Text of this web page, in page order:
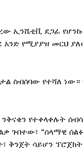
ኢንሼቲቪ ደጋፊ
አንድ የሚያያዝ መርህ
ስብሰባው የተሻለ
የተቀላቀሉት
ገብተው፣ “ሰላማዊ
ቅንጀት ሳይሆን